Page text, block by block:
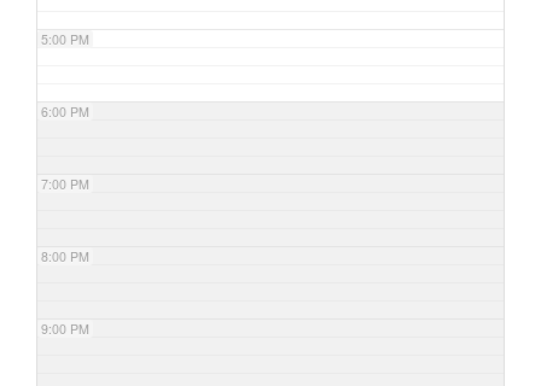
5:00 PM
6:00 PM
7:00 PM
8:00 PM
9:00 PM